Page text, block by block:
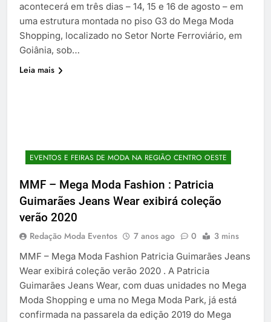
acontecerá em três dias – 14, 15 e 16 de agosto – em
uma estrutura montada no piso G3 do Mega Moda
Shopping, localizado no Setor Norte Ferroviário, em
Goiânia, sob…
Leia mais
EVENTOS E FEIRAS DE MODA NA REGIÃO CENTRO OESTE
MMF – Mega Moda Fashion : Patricia
Guimarães Jeans Wear exibirá coleção
verão 2020
Redação Moda Eventos 7 anos ago 0 3 mins
MMF – Mega Moda Fashion Patricia Guimarães Jeans
Wear exibirá coleção verão 2020 . A Patricia
Guimarães Jeans Wear, com duas unidades no Mega
Moda Shopping e uma no Mega Moda Park, já está
confirmada na passarela da edição 2019 do Mega